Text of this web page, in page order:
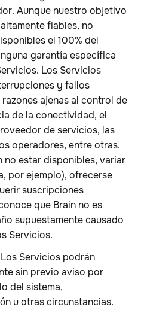
Aunque nuestro objetivo
fiables, no
el 100% del
garantía específica
Los Servicios
y fallos
ajenas al control de
de la conectividad, el
de servicios, las
operadores, entre otras.
no estar disponibles, variar
por ejemplo), ofrecerse
suscripciones
que Brain no es
supuestamente causado
Servicios.
Servicios podrán
sin previo aviso por
del sistema,
u otras circunstancias.